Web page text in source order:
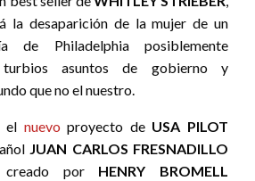
la desaparición de la mujer de un
de Philadelphia posiblemente
turbios asuntos de gobierno y
que no el nuestro.
el nuevo proyecto de USA PILOT
JUAN CARLOS FRESNADILLO
creado por HENRY BROMELL